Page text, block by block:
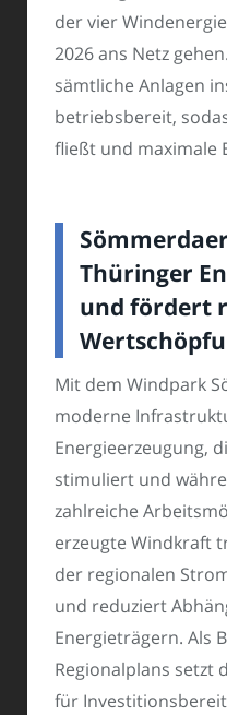
der vier
2026 ans Netz
sämtliche Anlagen
betriebsbereit,
fließt und maximale
Thüringer
und fördert
Mit dem Windpark
moderne
Energieerzeugung,
stimuliert und
zahlreiche
erzeugte Windkraft
der regionalen
und reduziert
Energieträgern. Als
Regionalplans setzt
für